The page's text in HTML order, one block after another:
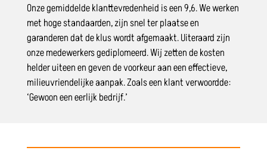
Onze gemiddelde klanttevredenheid is een 9,6. We werken
met hoge standaarden, zijn snel ter plaatse en
garanderen dat de klus wordt afgemaakt. Uiteraard zijn
onze medewerkers gediplomeerd. Wij zetten de kosten
helder uiteen en geven de voorkeur aan een effectieve,
milieuvriendelijke aanpak. Zoals een klant verwoordde:
‘Gewoon een eerlijk bedrijf.’